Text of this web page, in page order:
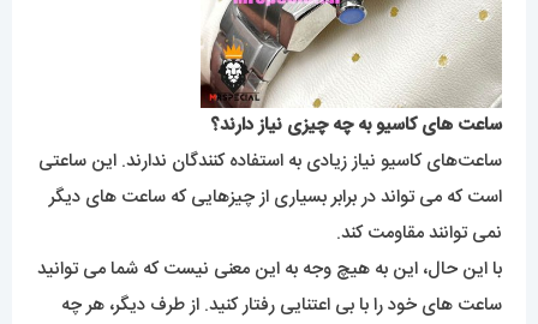
ساعت های کاسیو به چه چیزی نیاز دارند؟
ساعت‌های کاسیو نیاز زیادی به استفاده کنندگان ندارند. این ساعتی
است که می تواند در برابر بسیاری از چیزهایی که ساعت های دیگر
نمی توانند مقاومت کند.
با این حال، این به هیچ وجه به این معنی نیست که شما می توانید
ساعت های خود را با بی اعتنایی رفتار کنید. از طرف دیگر، هر چه